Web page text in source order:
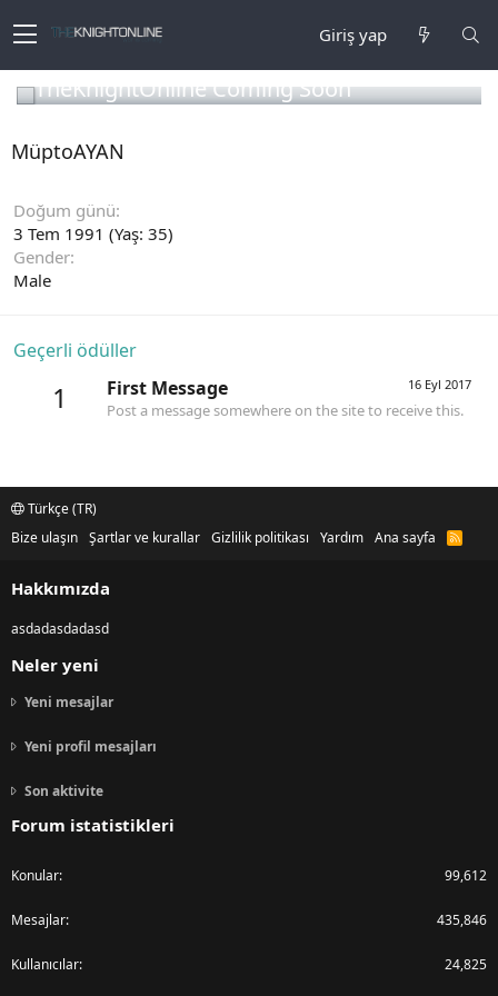
Giriş yap
TheKnightOnline Coming Soon
MüptoAYAN
Doğum günü
3 Tem 1991 (Yaş: 35)
Gender
Male
Geçerli ödüller
1 16 Eyl 2017
First Message
Post a message somewhere on the site to receive this.
Türkçe (TR)
Bize ulaşın Şartlar ve kurallar Gizlilik politikası Yardım Ana sayfa
R
Hakkımızda
asdadasdadasd
Neler yeni
Yeni mesajlar
Yeni profil mesajları
Son aktivite
Forum istatistikleri
Konular 99,612
Mesajlar 435,846
Kullanıcılar 24,825